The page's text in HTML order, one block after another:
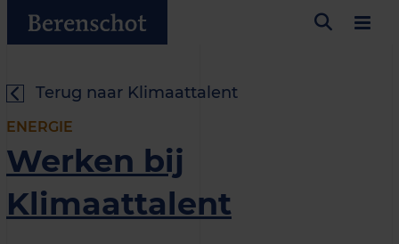
Terug naar Klimaattalent
ENERGIE
Werken bij
Klimaattalent